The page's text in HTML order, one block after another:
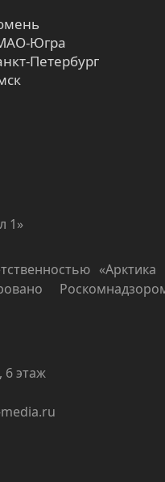
Югра
Петербург
1»
6 этаж